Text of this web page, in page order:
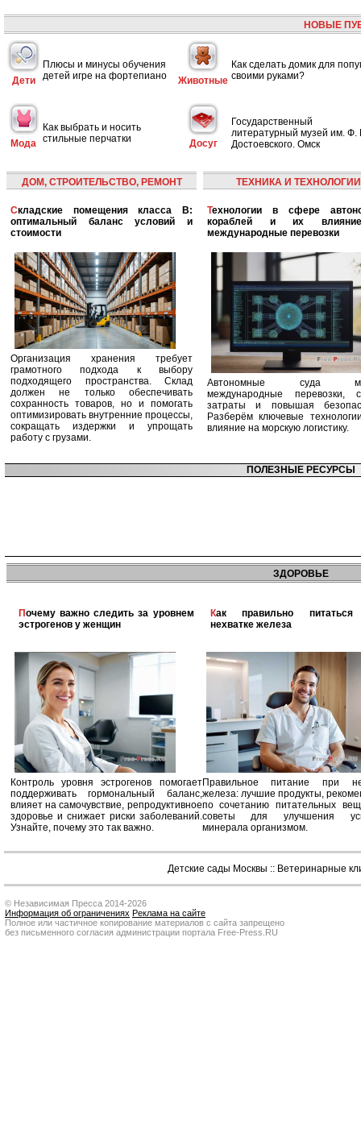
НОВЫЕ
Дети
Плюсы и минусы обучения
детей игре на фортепиано
Животные
Как сделать домик для
своими руками?
Мода
Как выбрать и носить
стильные перчатки
Досуг
Государственный
литературный музей им. Ф.
Достоевского. Омск
ДОМ, СТРОИТЕЛЬСТВО, РЕМОНТ
Складские помещения класса B:
оптимальный баланс условий и
стоимости
Организация хранения требует
грамотного подхода к выбору
подходящего пространства. Склад
должен не только обеспечивать
сохранность товаров, но и помогать
оптимизировать внутренние процессы,
сокращать издержки и упрощать
работу с грузами.
ТЕХНИКА И ТЕХНОЛОГИИ
Технологии в сфере автономных
кораблей и их
международные перевозки
Автономные суда
международные перевозки,
затраты и повышая
Разберём ключевые
влияние на морскую логистику.
ПОЛЕЗНЫЕ РЕСУРСЫ
ЗДОРОВЬЕ
Почему важно следить за уровнем
эстрогенов у женщин
Контроль уровня эстрогенов помогает
поддерживать гормональный баланс,
влияет на самочувствие, репродуктивное
здоровье и снижает риски заболеваний.
Узнайте, почему это так важно.
Как правильно питаться при
нехватке железа
Правильное питание при
железа: лучшие продукты,
по сочетанию питательных
советы для улучшения
минерала организмом.
Детские сады Москвы :: Ветеринарные
© Независимая Пресса 2014-2026
Информация об ограничениях Реклама на сайте
Полное или частичное копирование материалов с сайта запрещено
без письменного согласия администрации портала Free-Press.RU